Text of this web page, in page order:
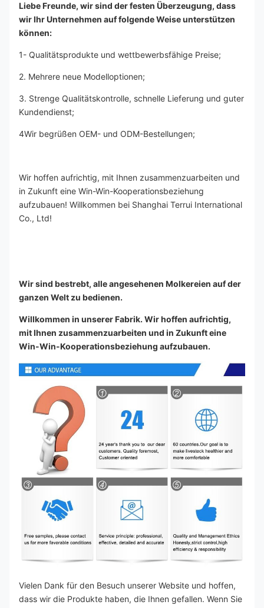
Liebe Freunde, wir sind der festen Überzeugung, dass
wir Ihr Unternehmen auf folgende Weise unterstützen
können:
1- Qualitätsprodukte und wettbewerbsfähige Preise;
2. Mehrere neue Modelloptionen;
3. Strenge Qualitätskontrolle, schnelle Lieferung und guter
Kundendienst;
4Wir begrüßen OEM- und ODM-Bestellungen;
Wir hoffen aufrichtig, mit Ihnen zusammenzuarbeiten und
in Zukunft eine Win-Win-Kooperationsbeziehung
aufzubauen! Willkommen bei Shanghai Terrui International
Co., Ltd!
Wir sind bestrebt, alle angesehenen Molkereien auf der
ganzen Welt zu bedienen.
Willkommen in unserer Fabrik. Wir hoffen aufrichtig,
mit Ihnen zusammenzuarbeiten und in Zukunft eine
Win-Win-Kooperationsbeziehung aufzubauen.
Vielen Dank für den Besuch unserer Website und hoffen,
dass wir die Produkte haben, die Ihnen gefallen. Wenn Sie